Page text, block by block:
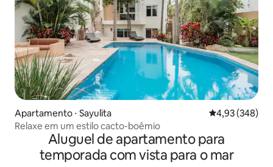
Apartamento ⋅ Sayulita 4,93 de uma
4,93 (348)
Relaxe em um estilo cacto-boêmio
Aluguel de apartamento para
temporada com vista para o mar